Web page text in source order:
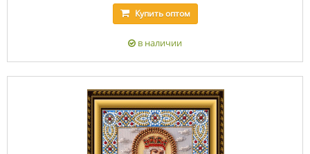
Купитьоптом
в наличии